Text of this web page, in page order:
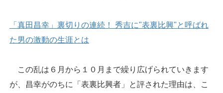
「真田昌幸」裏切りの連続！ 秀吉に"表裏比興"と呼ばれ
た男の激動の生涯とは
この乱は６月から１０月まで繰り広げられていきます
が、昌幸がのちに「表裏比興者」と評された理由は、こ